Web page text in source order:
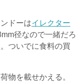
ドーはイレクター
径なので一緒だろ
ついでに食料の買
物を載せかえる。